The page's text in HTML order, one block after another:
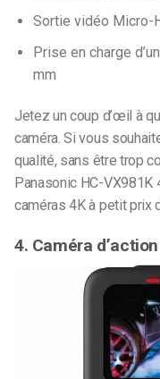
Sortie vidéo Micro-
Prise en charge
mm
Jetez un coup d’œil à
caméra. Si vous
qualité, sans être trop
Panasonic HC-VX981K
caméras 4K à petit prix
4. Caméra